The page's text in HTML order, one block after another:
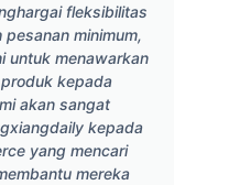
fleksibilitas
pesanan minimum,
untuk menawarkan
kepada
akan sangat
kepada
yang mencari
mereka